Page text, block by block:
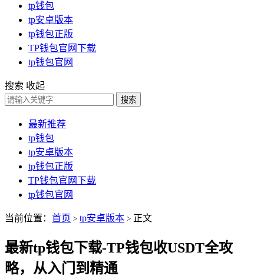
tp钱包
tp安卓版本
tp钱包正版
TP钱包官网下载
tp钱包官网
搜索 收起
搜索
最新推荐
tp钱包
tp安卓版本
tp钱包正版
TP钱包官网下载
tp钱包官网
当前位置： 首页 > tp安卓版本 > 正文
最新tp钱包下载-TP钱包收USDT全攻
略，从入门到精通